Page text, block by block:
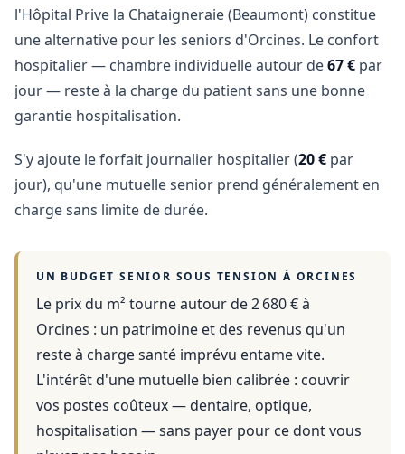
l'Hôpital Prive la Chataigneraie (Beaumont) constitue
une alternative pour les seniors d'Orcines. Le confort
hospitalier — chambre individuelle autour de67 € par
jour — reste à la charge du patient sans une bonne
garantie hospitalisation.
S'y ajoute le forfait journalier hospitalier (20 € par
jour), qu'une mutuelle senior prend généralement en
charge sans limite de durée.
UN BUDGET SENIOR SOUS TENSION À ORCINES
Le prix du m² tourne autour de 2 680 €à
Orcines : un patrimoine et des revenus qu'un
reste à charge santé imprévu entame vite.
L'intérêt d'une mutuelle bien calibrée : couvrir
vos postes coûteux — dentaire, optique,
hospitalisation — sans payer pour ce dont vous